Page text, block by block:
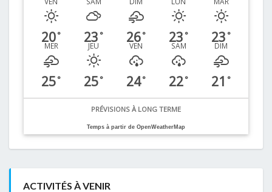
20° 23 ° 26° 23 ° 23 °
MER
25°
JEU
25°
VEN
24°
SAM
22°
DIM
21 °
PRÉVISIONS À LONG TERME
Temps à partir de OpenWeatherMap
ACTIVITÉS À VENIR